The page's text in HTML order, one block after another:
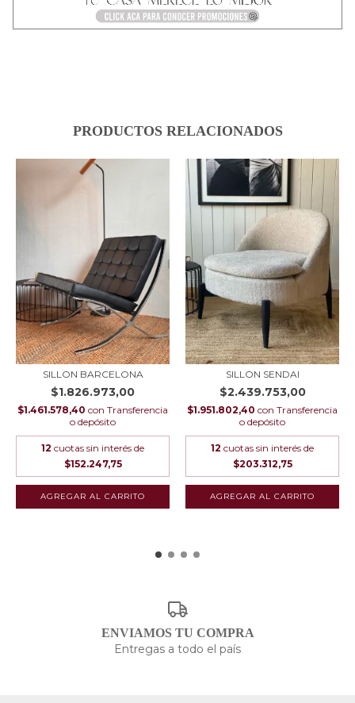
PRODUCTOS RELACIONADOS
SILLON BARCELONA
$1.826.973,00
$1.461.578,40 con Transferencia
o depósito
12 cuotas sin interés de
$152.247,75
SILLON SENDAI
$2.439.753,00
$1.951.802,40 con Transferencia
o depósito
12 cuotas sin interés de
$203.312,75
ENVIAMOS TU COMPRA
Entregas a todo el país